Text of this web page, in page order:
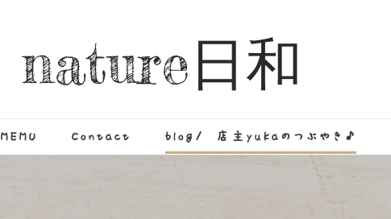
nature日和
MEMU Contact blog/ 店主yukaのつぶやき♪